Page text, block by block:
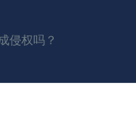
侵权吗？